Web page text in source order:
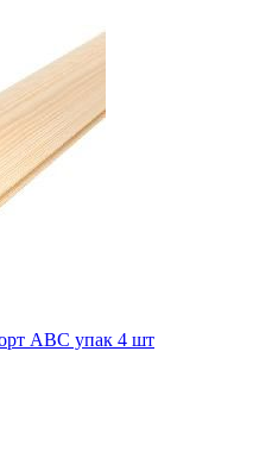
АВС упак 4 шт